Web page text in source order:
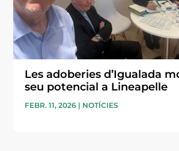
Les adoberies d’Igualada
seu potencial a Lineapelle
FEBR. 11, 2026 | NOTÍCIES